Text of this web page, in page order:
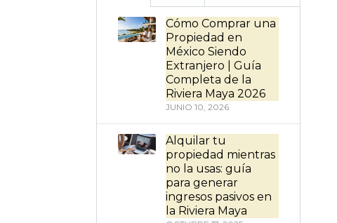
Cómo Comprar una
Propiedad en
México Siendo
Extranjero | Guía
Completa de la
Riviera Maya 2026
JUNIO 10, 2026
Alquilar tu
propiedad mientras
no la usas: guía
para generar
ingresos pasivos en
la Riviera Maya